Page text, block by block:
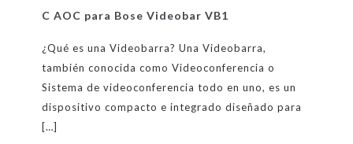
C AOC para Bose Videobar VB1
¿Qué es una Videobarra? Una Videobarra,
también conocida como Videoconferencia o
Sistema de videoconferencia todo en uno, es un
dispositivo compacto e integrado diseñado para
[…]